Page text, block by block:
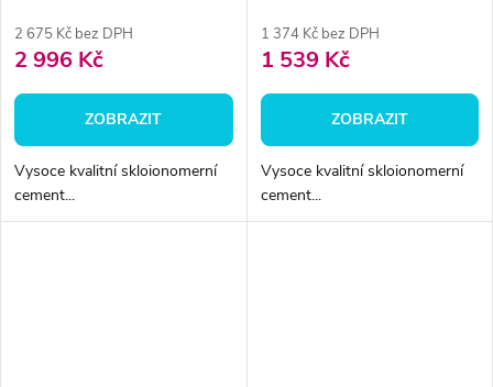
2 675 Kč bez DPH
2 996 Kč
ZOBRAZIT
Vysoce kvalitní skloionomerní
cement...
1 374 Kč bez DPH
1 539 Kč
ZOBRAZIT
Vysoce kvalitní skloionomerní
cement...